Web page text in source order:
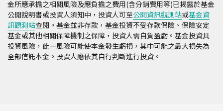
金所應承擔之相關風險及應負擔之費用(含分銷費用等)已揭露於基金
公開說明書或投資人須知中，投資人可至公開資訊觀測站或基金資
訊觀測站查閱。基金並非存款，基金投資不受存款保險、保險安定
基金或其他相關保障機制之保障，投資人需自負盈虧。基金投資具
投資風險，此一風險可能使本金發生虧損，其中可能之最大損失為
全部信託本金。投資人應依其自行判斷進行投資。